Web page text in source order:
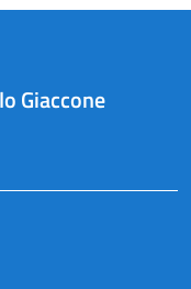
Giaccone